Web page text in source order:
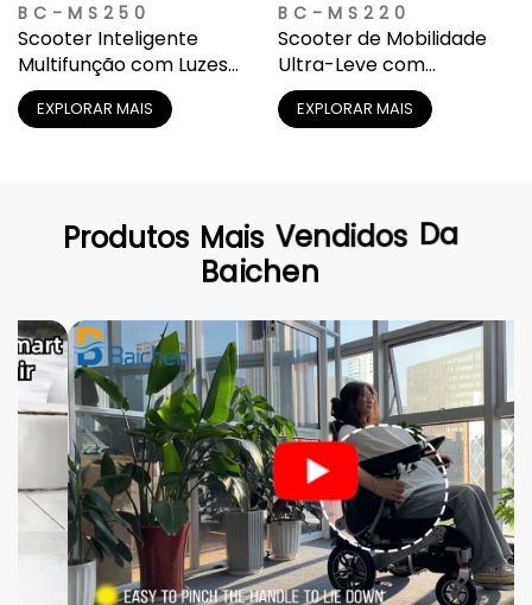
BC-MS250
Scooter Inteligente
Multifunção com Luzes
LED e Cesta de
Armazenamento
EXPLORAR MAIS
BC-MS220
Scooter de Mobilidade
Ultra-Leve com
Dobragem Compacta
para Armazenamento
EXPLORAR MAIS
Produtos Mais Vendidos Da
Baichen